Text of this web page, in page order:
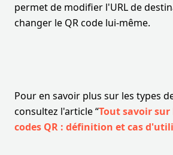
permet de modifier l'URL de
changer le QR code lui-même.
Pour en savoir plus sur les types
consultez l'article “Tout savoir sur
codes QR : définition et cas